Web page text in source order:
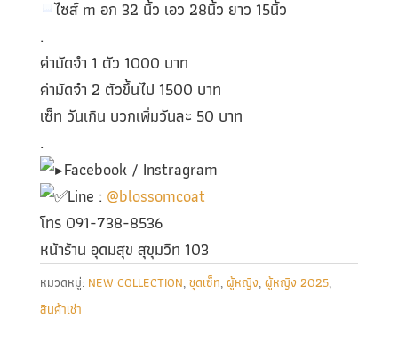
ไซส์ m อก 32 นิ้ว เอว 28นิ้ว ยาว 15นิ้ว
.
ค่ามัดจำ 1 ตัว 1000 บาท
ค่ามัดจำ 2 ตัวขึ้นไป 1500 บาท
เซ็ท วันเกิน บวกเพิ่มวันละ 50 บาท
.
Facebook / Instragram
Line : @blossomcoat
โทร 091-738-8536
หน้าร้าน อุดมสุข สุขุมวิท 103
หมวดหมู่: NEW COLLECTION,ชุดเซ็ท,ผู้หญิง,ผู้หญิง 2025,
สินค้าเช่า